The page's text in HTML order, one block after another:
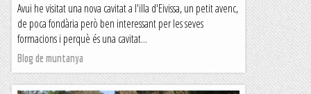
Avui he visitat una nova cavitat a l'illa d'Eivissa, un petit avenc,
de poca fondària però ben interessant per les seves
formacions i perquè és una cavitat...
Blog de muntanya